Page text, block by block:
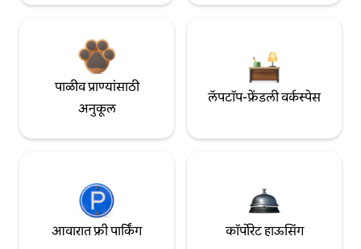
पाळीव प्राण्यांसाठी
अनुकूल
लॅपटॉप-फ्रेंडली वर्कस्पेस
आवारात फ्री पार्किंग कॉर्पोरेट हाऊसिंग